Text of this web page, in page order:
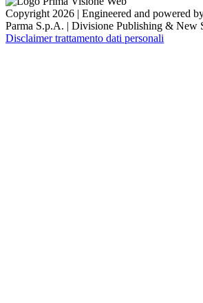
Copyright 2026 | Engineered and powered
Parma S.p.A. | Divisione Publishing & New
Disclaimer trattamento dati personali